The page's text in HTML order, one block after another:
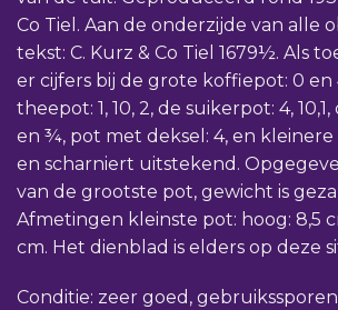
Co Tiel. Aan de onderzijde van alle
tekst: C. Kurz & Co Tiel 1679½. Als
er cijfers bij de grote koffiepot: 0 en
theepot: 1, 10, 2, de suikerpot: 4,
en ¾, pot met deksel: 4, en kleinere
en scharniert uitstekend.
van de grootste pot, gewicht is
Afmetingen kleinste pot: hoog: 8,5
cm. Het dienblad is elders op deze
Conditie: zeer goed,